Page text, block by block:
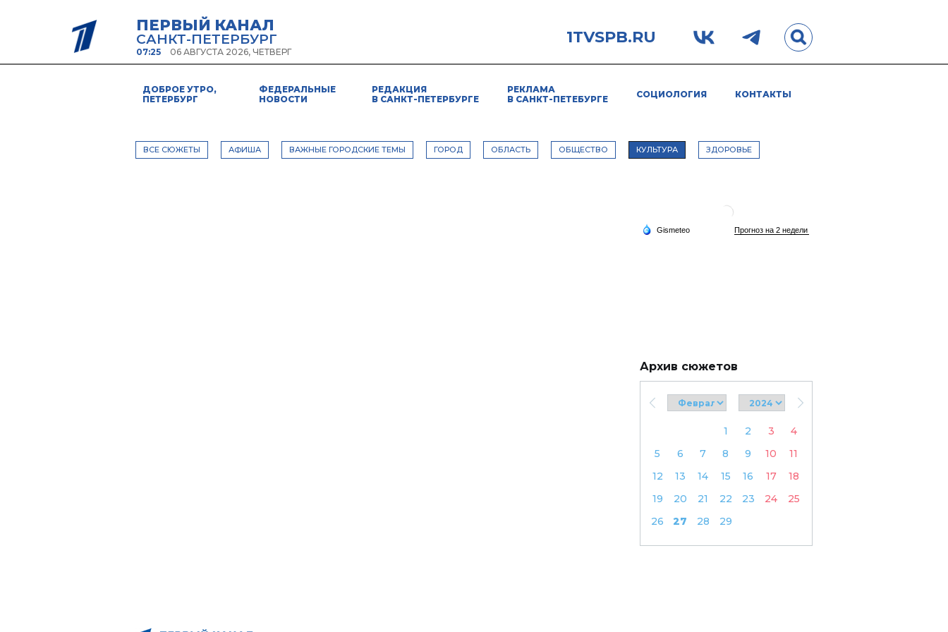
ПЕРВЫЙ КАНАЛ
САНКТ-ПЕТЕРБУРГ
07:25 06 АВГУСТА 2026, ЧЕТВЕРГ
1TVSPB.RU
ДОБРОЕ УТРО,
ПЕТЕРБУРГ
ФЕДЕРАЛЬНЫЕ
НОВОСТИ
РЕДАКЦИЯ
В САНКТ-ПЕТЕРБУРГЕ
РЕКЛАМА
В САНКТ-ПЕТЕБУРГЕ
СОЦИОЛОГИЯ КОНТАКТЫ
ВСЕ СЮЖЕТЫ АФИША ВАЖНЫЕ ГОРОДСКИЕ ТЕМЫ ГОРОД ОБЛАСТЬ ОБЩЕСТВО КУЛЬТУРА ЗДОРОВЬЕ
Архив сюжетов
1 2 3
4
5
6 7 8 9 10
11
12
13 14 15 16 17
18
19
20 21 22 23 24
25
26
27 28 29